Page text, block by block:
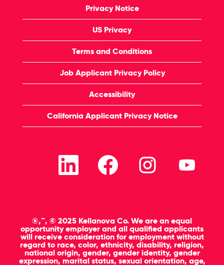
Privacy Notice
US Privacy
Terms and Conditions
Job Applicant Privacy Policy
Accessibility
California Applicant Privacy Notice
O
e
e
n
n
i
e
u
O
p
e
e
n
n
i
e
u
O
p
e
e
n
n
i
e
u
p
e
n
n
i
e
u
®,™, © 2025 Kellanova Co. We are an equal
opportunity employer and all qualified applicants
will receive consideration for employment without
regard to race, color, ethnicity, disability, religion,
national origin, gender, gender identity, gender
expression, marital status, sexual orientation, age,